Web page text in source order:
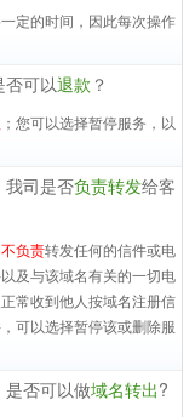
定的时间，因此每次操作
否可以退款 ？
；您可以选择暂停服务，以
我司是否负责转发给客
不负责转发任何的信件或电
及与该域名有关的一切电
常收到他人按域名注册信
可以选择暂停该或删除服
是否可以做域名转出?